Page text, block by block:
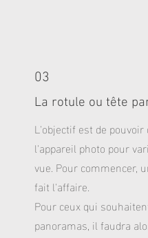
03
La rotule ou tête
L'objectif est de pouvoir
l'appareil photo pour
vue. Pour commencer,
fait l'affaire.
Pour ceux qui
panoramas, il faudra